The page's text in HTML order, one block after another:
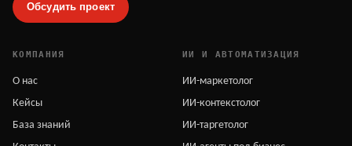
Обсудить проект
КОМПАНИЯ
О нас
Кейсы
База знаний
ИИ И АВТОМАТИЗАЦИЯ
ИИ-маркетолог
ИИ-контекстолог
ИИ-таргетолог